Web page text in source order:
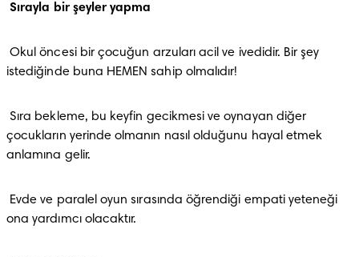
Sırayla bir şeyler yapma
Okul öncesi bir çocuğun arzuları acil ve ivedidir. Bir şey
istediğinde buna HEMEN sahip olmalıdır!
Sıra bekleme, bu keyfin gecikmesi ve oynayan diğer
çocukların yerinde olmanın nasıl olduğunu hayal etmek
anlamına gelir.
ona yardımcı olacaktır.